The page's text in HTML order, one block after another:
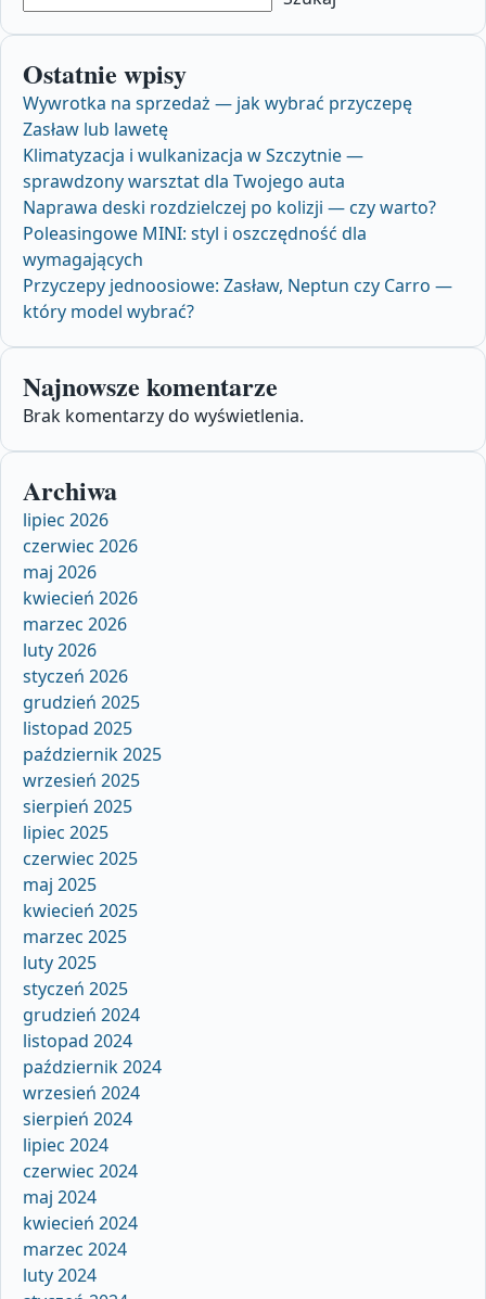
Ostatnie wpisy
Wywrotka na sprzedaż — jak wybrać przyczepę
Zasław lub lawetę
Klimatyzacja i wulkanizacja w Szczytnie —
sprawdzony warsztat dla Twojego auta
Naprawa deski rozdzielczej po kolizji — czy warto?
Poleasingowe MINI: styl i oszczędność dla
wymagających
Przyczepy jednoosiowe: Zasław, Neptun czy Carro —
który model wybrać?
Najnowsze komentarze
Brak komentarzy do wyświetlenia.
Archiwa
lipiec 2026
czerwiec 2026
maj 2026
kwiecień 2026
marzec 2026
luty 2026
styczeń 2026
grudzień 2025
listopad 2025
październik 2025
wrzesień 2025
sierpień 2025
lipiec 2025
czerwiec 2025
maj 2025
kwiecień 2025
marzec 2025
luty 2025
styczeń 2025
grudzień 2024
listopad 2024
październik 2024
wrzesień 2024
sierpień 2024
lipiec 2024
czerwiec 2024
maj 2024
kwiecień 2024
marzec 2024
luty 2024